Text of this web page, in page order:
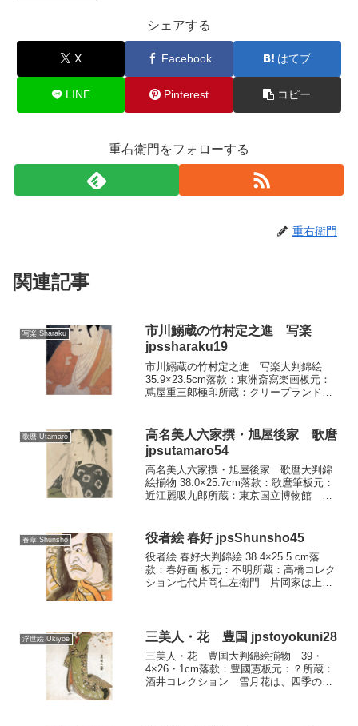
シェアする
X Facebook はてブ
LINE Pinterest コピー
重右衛門をフォローする
重右衛門
関連記事
写楽 Sharaku
市川鰯蔵の竹村定之進 写楽
jpssharaku19
市川鰯蔵の竹村定之進 写楽大判錦絵
35.9×23.5cm落款：東洲斎寫楽画板元：
蔦屋重三郎極印所蔵：クリープランド美
のほし蝶」というのがありますが、道成
寺では竹村定之進...
歌麿 Utamaro
高名美人六家撰・旭屋後家 歌麿
jpsutamaro54
高名美人六家撰・旭屋後家 歌麿大判錦
絵揃物 38.0×25.7cm落款：歌麿筆板元：
近江麗吸九郎所蔵：東京国立博物館 和
じ絵から「烏森の後家」とも、また「日
の出屋後家」...
春章 Shunsho 役者絵 春好 jpsShunsho45
役者絵 春好大判錦絵 38.4×25.5 cm落
款：春好画 板元：不明所蔵：高橋コレク
ション七代片岡仁左衛門 片岡家は上方
いたのは七...
浮世絵 Ukiyoe 三美人・花 豊国 jpstoyokuni28
三美人・花 豊国大判錦絵揃物 39・
4×26・1cm落款：豊國憲板元：？所蔵：
酒井コレクション 雪月花は、四季の変